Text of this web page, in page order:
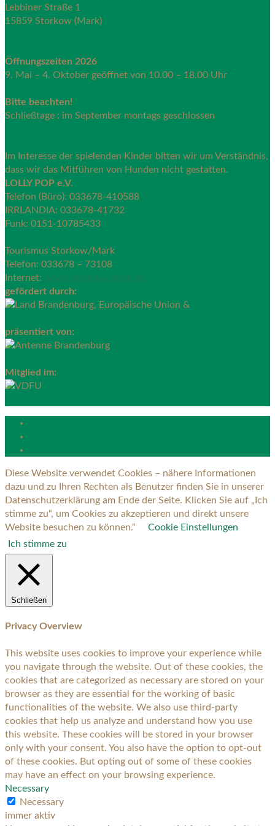
Lebbiner Straße 1
15859 Storkow (Mark)
Öffnungszeiten 2026
9. Mai – 4. Oktober geöffnet von 10.00 – 18.00 Uhr
Bitte beachten!
Schließtage : im September montags geschlossen
Im Interesse der spielenden Kinder bitten wir um Verständnis,
dass wir das Mitführen von Hunden nicht gestatten.
LOLLY POP e.V.
Telefon (Büro): 033678-410588
IRRLANDIA: 033678-41732
Funk: 0151-10785433
Tourismus Storkow/Mark
Telefon: 033678 – 73108
Internet: www.storkow-mark.de
gefördert durch:
präsentiert von:
Mitglied im:
Diese Website verwendet Cookies – nähere Informationen
dazu und zu Ihren Rechten als Benutzer finden Sie in unserer
Datenschutzerklärung am Ende der Seite. Klicken Sie auf „Ich
stimme zu“, um Cookies zu akzeptieren und direkt unsere
Website besuchen zu können.“
Cookie Einstellungen
Ich stimme zu
Schließen
Privacy Overview
This website uses cookies to improve your experience while
you navigate through the website. Out of these cookies, the
cookies that are categorized as necessary are stored on your
browser as they are essential for the working of basic
functionalities of the website. We also use third-party
cookies that help us analyze and understand how you use
this website. These cookies will be stored in your browser
only with your consent. You also have the option to opt-out
of these cookies. But opting out of some of these cookies
may have an effect on your browsing experience.
Necessary
Necessary
immer aktiv